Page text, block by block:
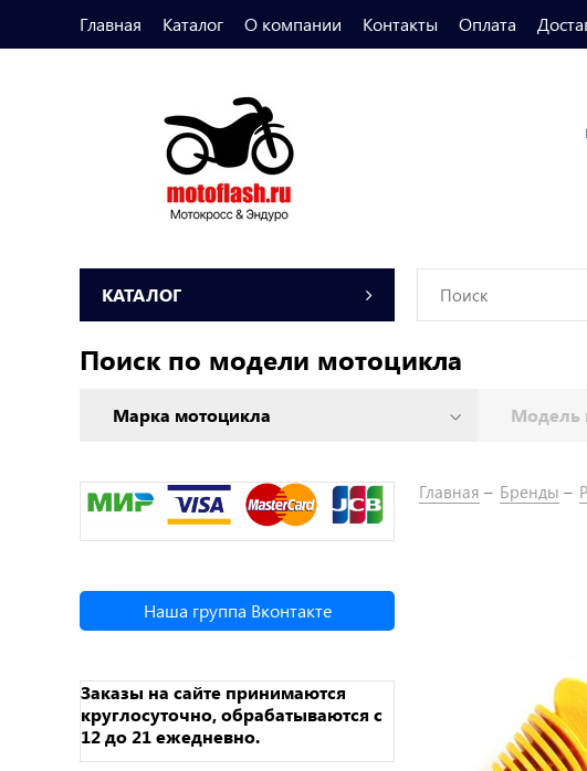
Главная Каталог О компании Контакты Оплата
КАТАЛОГ
Поиск по модели мотоцикла
Наша группа Вконтакте
Заказы на сайте принимаются
круглосуточно, обрабатываются с
12 до 21 ежедневно.
Главная Бренды